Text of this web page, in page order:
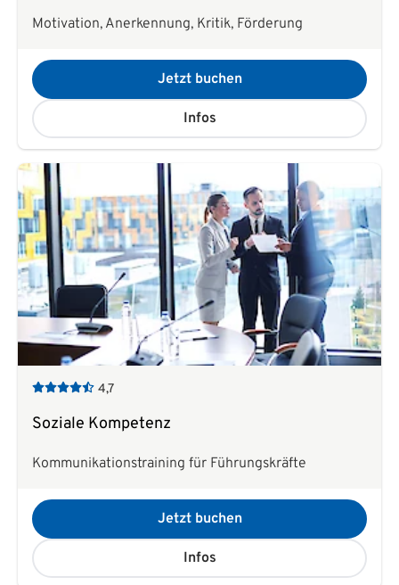
Motivation, Anerkennung, Kritik, Förderung
Jetzt buchen
Infos
4,7
Soziale Kompetenz
Kommunikationstraining für Führungskräfte
Jetzt buchen
Infos